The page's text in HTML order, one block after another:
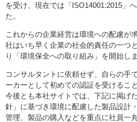
を受け、現在では「ISO14001:2015」
た。
これからの企業経営は環境への配慮が
社はいち早く企業の社会的責任の一つ
り「環境保全への取り組み」を開始しま
コンサルタントに依頼せず、自らの手
ーカーとして初めての認証を受けるこ
今後とも本社サイトでは、下記に掲げ
針」に基づき環境に配慮した製品設計
管理、製品の購入などを重点に社員一